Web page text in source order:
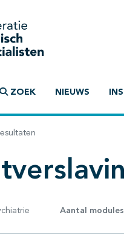
ZOEK NIEUWS
Aantal